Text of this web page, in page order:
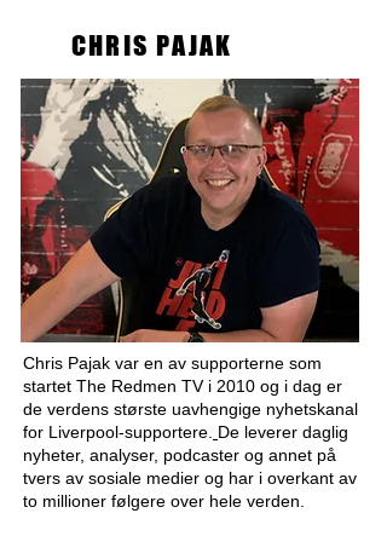
CHRIS PAJAK
Chris Pajak var en av supporterne som
startet The Redmen TV i 2010 og i dag er
de verdens største uavhengige nyhetskanal
for Liverpool-supportere. De leverer daglig
nyheter, analyser, podcaster og annet på
tvers av sosiale medier og har i overkant av
to millioner følgere over hele verden.